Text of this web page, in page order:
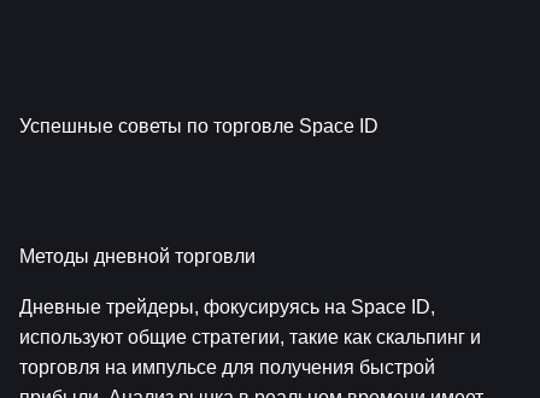
Успешные советы по торговле Space ID
Методы дневной торговли
Дневные трейдеры, фокусируясь на Space ID,
используют общие стратегии, такие как скальпинг и
торговля на импульсе для получения быстрой